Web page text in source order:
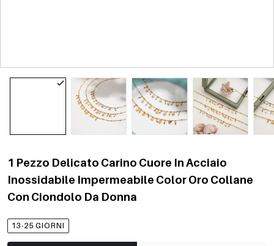
1 Pezzo Delicato Carino Cuore In Acciaio
Inossidabile Impermeabile Color Oro Collane
Con Ciondolo Da Donna
13-25 GIORNI